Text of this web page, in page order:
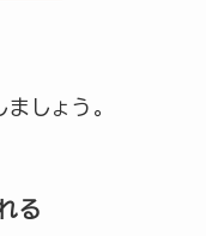
しょう。
る